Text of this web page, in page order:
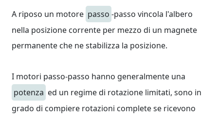
A riposo un motore passo -passo vincola l'albero
nella posizione corrente per mezzo di un magnete
permanente che ne stabilizza la posizione.
I motori passo-passo hanno generalmente una
potenza ed un regime di rotazione limitati, sono in
grado di compiere rotazioni complete se ricevono